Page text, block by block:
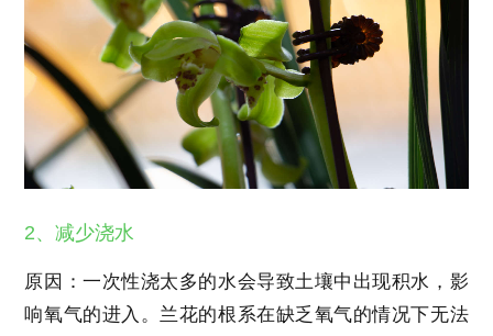
2、减少浇水
原因：一次性浇太多的水会导致土壤中出现积水，影
响氧气的进入。兰花的根系在缺乏氧气的情况下无法